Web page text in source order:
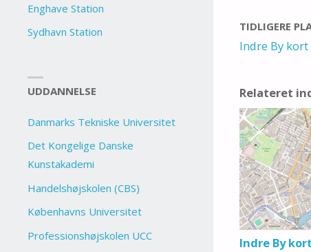
TIDLIGERE
Indre By kort
Relateret
Indre By kort
Enghave Station
Sydhavn Station
UDDANNELSE
Danmarks Tekniske Universitet
Det Kongelige Danske
Kunstakademi
Handelshøjskolen (CBS)
Københavns Universitet
Professionshøjskolen UCC